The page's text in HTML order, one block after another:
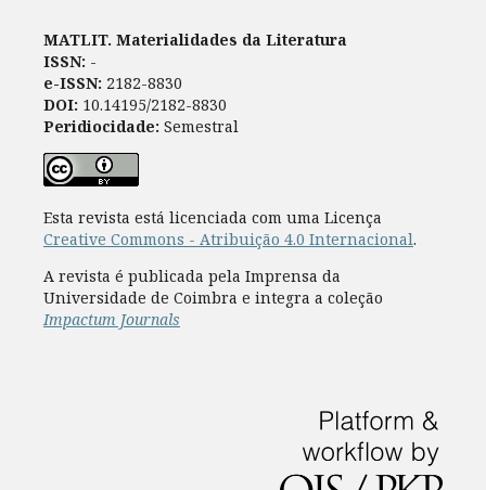
MATLIT. Materialidades da Literatura
ISSN: -
e-ISSN: 2182-8830
DOI: 10.14195/2182-8830
Peridiocidade: Semestral
Esta revista está licenciada com uma Licença
Creative Commons - Atribuição 4.0 Internacional.
A revista é publicada pela Imprensa da
Universidade de Coimbra e integra a coleção
Impactum Journals